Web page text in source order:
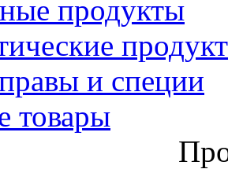
продукты
и специи
товары